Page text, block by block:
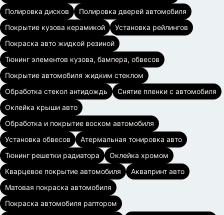
Полировка дисков
Полировка дверей автомобиля
Покрытие кузова керамикой
Установка рейлингов
Покраска авто жидкой резиной
Тюнинг элементов кузова, бампера, обвесов
Покрытие автомобиля жидким стеклом
Обработка стекол антидождь
Снятие пленки с автомобиля
Оклейка крыши авто
Обработка и покрытие воском автомобиля
Установка обвесов
Атермальная тонировка авто
Тюнинг решетки радиатора
Оклейка хромом
Кварцевое покрытие автомобиля
Аквапринт авто
Матовая покраска автомобиля
Покраска автомобиля раптором